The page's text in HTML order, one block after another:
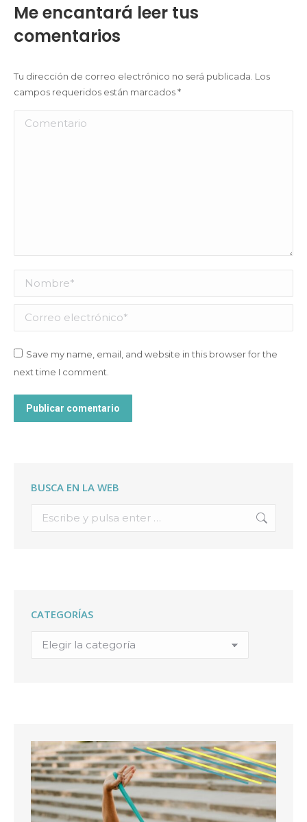
Me encantará leer tus
comentarios
Tu dirección de correo electrónico no será publicada. Los
campos requeridos están marcados*
Comentario
Nombre *
Correo electrónico *
Save my name, email, and website in this browser for the
next time I comment.
Publicar comentario
BUSCA EN LA WEB
CATEGORÍAS